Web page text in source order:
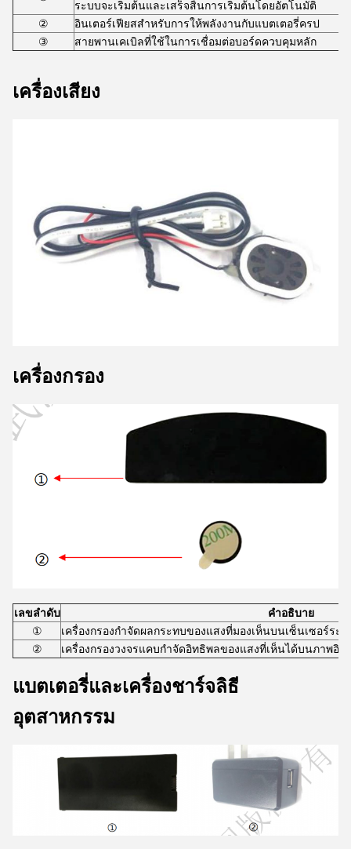
ระบบจะเริ่มต้นและเสร็จสิ้นการเริ่มต้นโดยอัตโนมัติ
②
อินเตอร์เฟียสสําหรับการให้พลังงานกับแบตเตอรี่ครป
③
สายพานเคเบิลที่ใช้ในการเชื่อมต่อบอร์ดควบคุมหลัก
เครื่องเสียง
เครื่องกรอง
เลขลําดับ
คําอธิบาย
①
เครื่องกรองกําจัดผลกระทบของแสงที่มองเห็นบนเซ็นเซอร์ระ
②
เครื่องกรองวงจรแคบกําจัดอิทธิพลของแสงที่เห็นได้บนภาพอิน
แบตเตอรี่และเครื่องชาร์จลิธี
อุตสาหกรรม